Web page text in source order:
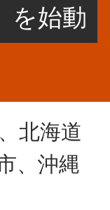
を始動
北海道
、沖縄